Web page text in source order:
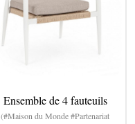
Ensemble de 4 fauteuils
(#Maison du Monde #Partenariat